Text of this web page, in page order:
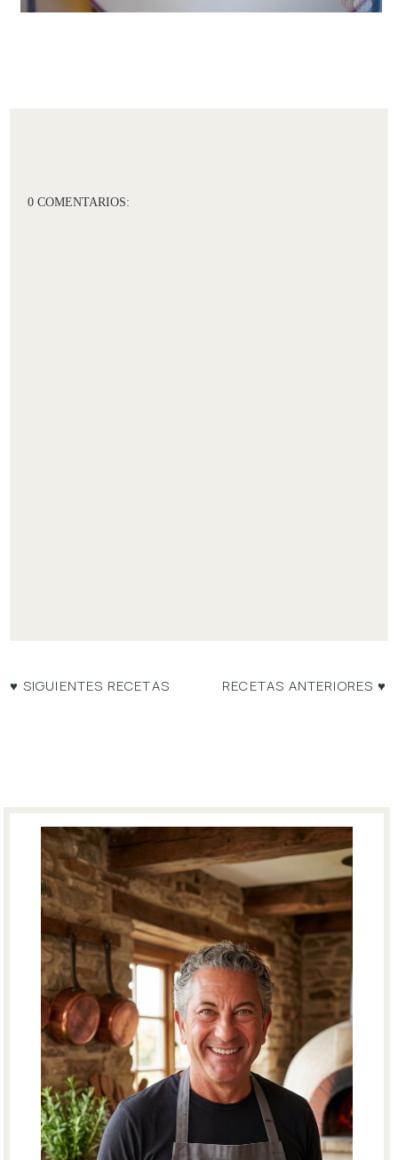
0 COMENTARIOS:
♥ SIGUIENTES RECETAS RECETAS ANTERIORES ♥